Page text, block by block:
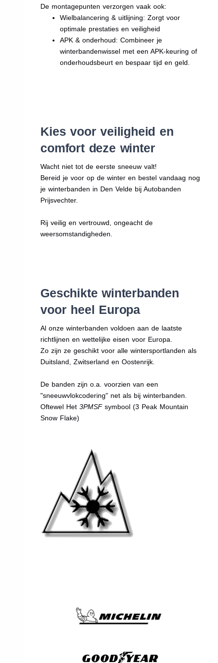
De montagepunten verzorgen vaak ook:
Wielbalancering & uitlijning: Zorgt voor
optimale prestaties en veiligheid
APK & onderhoud: Combineer je
winterbandenwissel met een APK-keuring of
onderhoudsbeurt en bespaar tijd en geld.
Kies voor veiligheid en
comfort deze winter
Wacht niet tot de eerste sneeuw valt!
Bereid je voor op de winter en bestel vandaag nog
je winterbanden in Den Velde bij Autobanden
Prijsvechter.
Rij veilig en vertrouwd, ongeacht de
weersomstandigheden.
Geschikte winterbanden
voor heel Europa
Al onze winterbanden voldoen aan de laatste
richtlijnen en wettelijke eisen voor Europa.
Zo zijn ze geschikt voor alle wintersportlanden als
Duitsland, Zwitserland en Oostenrijk.
De banden zijn o.a. voorzien van een
"sneeuwvlokcodering" net als bij winterbanden.
Oftewel Het3PMSFsymbool (3 Peak Mountain
Snow Flake)